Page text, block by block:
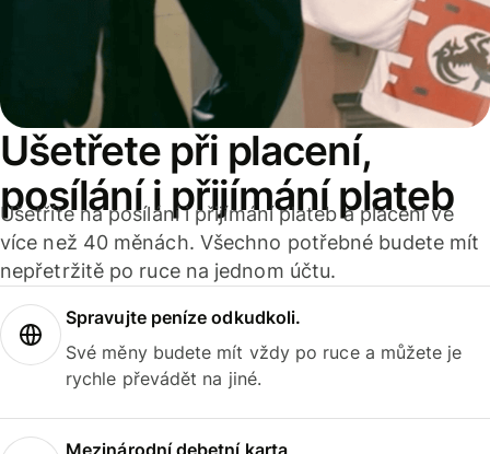
Ušetřete při placení,
posílání i přijímání plateb
Ušetříte na posílání i přijímání plateb a placení ve
více než 40 měnách. Všechno potřebné budete mít
nepřetržitě po ruce na jednom účtu.
Spravujte peníze odkudkoli.
Své měny budete mít vždy po ruce a můžete je
rychle převádět na jiné.